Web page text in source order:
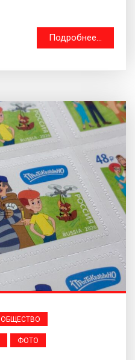
Подробнее...
ОБЩЕСТВО
ФОТО